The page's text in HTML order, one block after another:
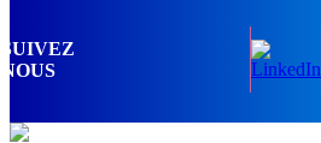
SUIVEZ
NOUS